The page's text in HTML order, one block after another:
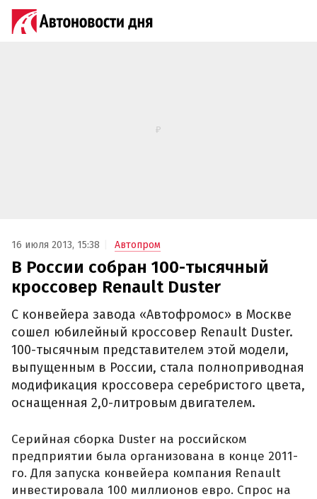
16 июля 2013, 15:38 Автопром
В России собран 100-тысячный
кроссовер Renault Duster
С конвейера завода «Автофромос» в Москве
сошел юбилейный кроссовер Renault Duster.
100-тысячным представителем этой модели,
выпущенным в России, стала полноприводная
модификация кроссовера серебристого цвета,
оснащенная 2,0-литровым двигателем.
Серийная сборка Duster на российском
предприятии была организована в конце 2011-
го. Для запуска конвейера компания Renault
инвестировала 100 миллионов евро. Спрос на